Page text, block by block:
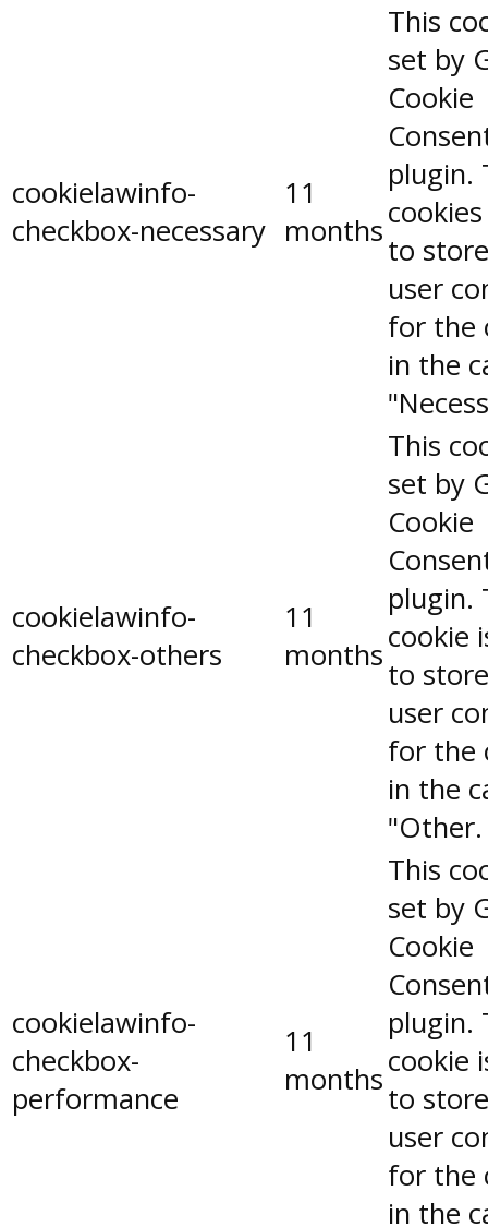
cookielawinfo-
checkbox-necessary
11
months
This
set by
Cookie
plugin.
to
user
for the
in the
cookielawinfo-
checkbox-others
11
months
This
set by
Cookie
plugin.
cookie
to
user
for the
in the
"Other.
cookielawinfo-
checkbox-
performance
11
months
This
set by
Cookie
plugin.
cookie
to
user
for the
in the